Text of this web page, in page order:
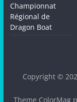
Championnat
Régional de
Dragon Boat
Copyright ©
Theme ColorMag